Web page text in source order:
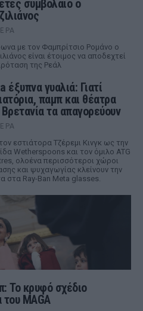
συμβόλαιο ο
με τον Φαμπρίτσιο Ρομάνο ο
είναι έτοιμος να αποδεχτεί
της Ρεάλ
έξυπνα γυαλιά: Γιατί
παμπ και θέατρα
τα απαγορεύουν
εστιάτορα Τζέρεμι Κινγκ ως την
Wetherspoons και τον όμιλο ATG
ολοένα περισσότεροι χώροι
και ψυχαγωγίας κλείνουν την
στα Ray-Ban Meta glasses.
Το κρυφό σχέδιο
του MAGA